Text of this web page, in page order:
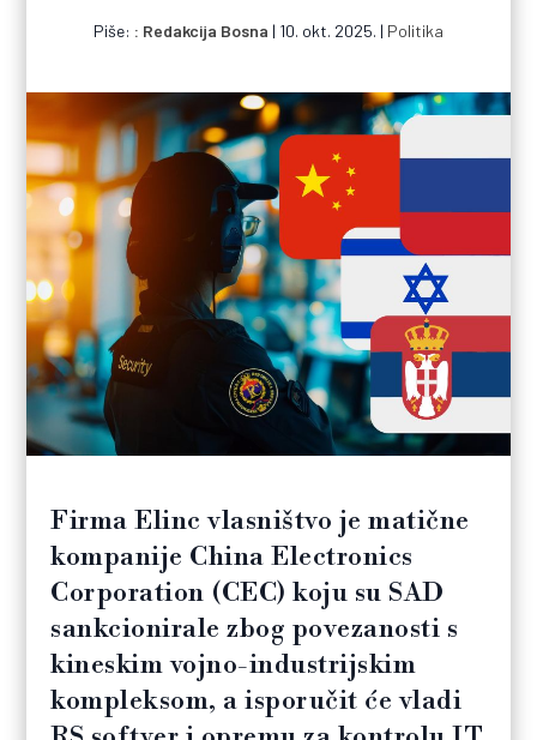
Piše: Redakcija Bosna | 10. okt. 2025. | Politika
Firma Elinc vlasništvo je matične
kompanije China Electronics
Corporation (CEC) koju su SAD
sankcionirale zbog povezanosti s
kineskim vojno-industrijskim
kompleksom, a isporučit će vladi